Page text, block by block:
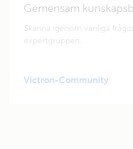
Gemensam
Skanna igenom vanliga
expertgruppen.
Victron-Community